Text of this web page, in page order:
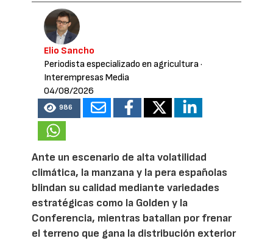
Elio Sancho
Periodista especializado en agricultura·
Interempresas Media
04/08/2026
986
Ante un escenario de alta volatilidad
climática, la manzana y la pera españolas
blindan su calidad mediante variedades
estratégicas como la Golden y la
Conferencia, mientras batallan por frenar
el terreno que gana la distribución exterior